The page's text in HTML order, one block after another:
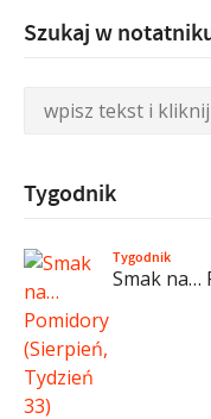
Szukaj w
Tygodnik
Tygodnik
Smak na…